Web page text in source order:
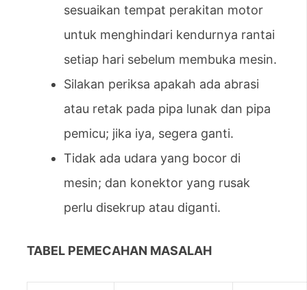
sesuaikan tempat perakitan motor
untuk menghindari kendurnya rantai
setiap hari sebelum membuka mesin.
Silakan periksa apakah ada abrasi
atau retak pada pipa lunak dan pipa
pemicu; jika iya, segera ganti.
Tidak ada udara yang bocor di
mesin; dan konektor yang rusak
perlu disekrup atau diganti.
TABEL PEMECAHAN MASALAH